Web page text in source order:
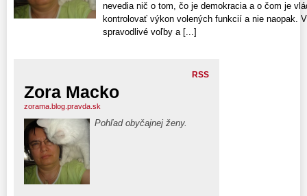
nevedia nič o tom, čo je demokracia a o čom je
kontrolovať výkon volených funkcií a nie naopak.
spravodlivé voľby a [...]
RSS
Zora Macko
zorama.blog.pravda.sk
Pohľad obyčajnej ženy.